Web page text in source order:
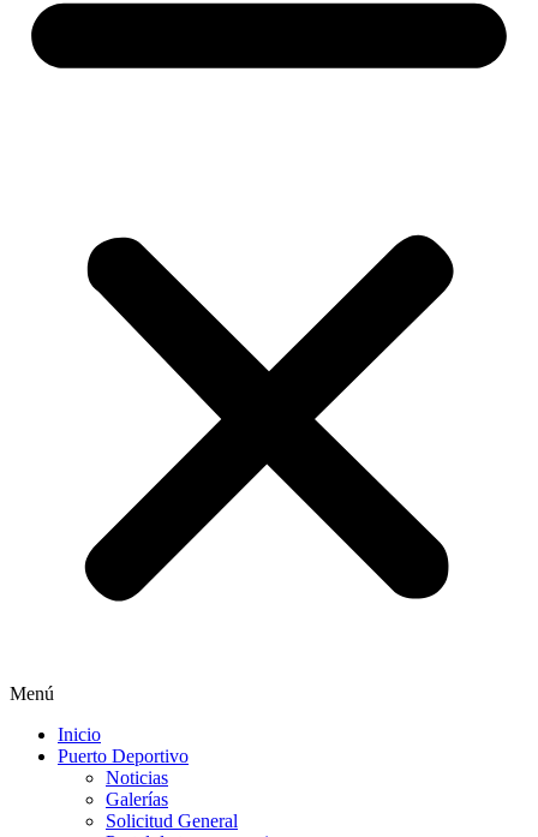
Menú
Inicio
Puerto Deportivo
Noticias
Galerías
Solicitud General